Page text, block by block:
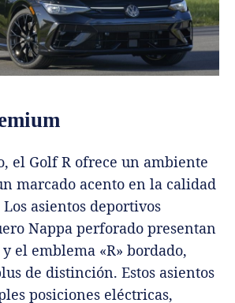
el Golf R ofrece un ambiente
marcado acento en la calidad
asientos deportivos
Nappa perforado presentan
el emblema «R» bordado,
de distinción. Estos asientos
posiciones eléctricas,